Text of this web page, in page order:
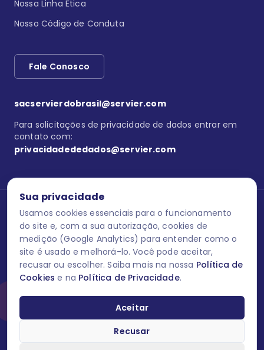
Sua privacidade
Usamos cookies essenciais para o funcionamento
do site e, com a sua autorização, cookies de
medição (Google Analytics) para entender como o
site é usado e melhorá-lo. Você pode aceitar,
recusar ou escolher. Saiba mais na nossa Política de
Cookies e na Política de Privacidade.
Aceitar
Recusar
Nossa Linha Ética
Nosso Código de Conduta
Fale Conosco
sacservierdobrasil@servier.com
Para solicitações de privacidade de dados entrar em
contato com:
privacidadededados@servier.com
Se estiver no programa semprecuidando, comunique aquiuma
reação adversa com os produtos Servier. Este site contém
informações para o público leigo e para os profissionais de saúde
do Brasil habilitados a prescrever medicamentos. M-AS ONE-BR-
202606-00013 / Agosto 2026.
O laboratório Servier do Brasil respeita os seus dados! Caso deseje
dados pessoais você pode fazê-lo a qualquer momento entrando
em contato através do site www.semprecuidando.com.br na opção
fale conosco.